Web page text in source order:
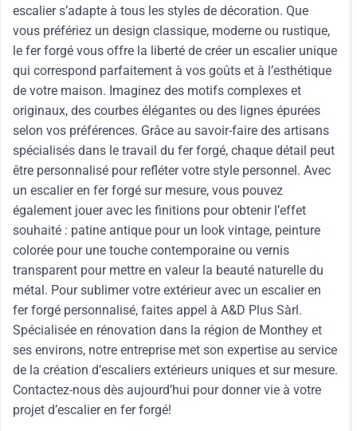
escalier s’adapte à tous les styles de décoration. Que
vous préfériez un design classique, moderne ou rustique,
le fer forgé vous offre la liberté de créer un escalier unique
qui correspond parfaitement à vos goûts et à l’esthétique
de votre maison. Imaginez des motifs complexes et
originaux, des courbes élégantes ou des lignes épurées
selon vos préférences. Grâce au savoir-faire des artisans
spécialisés dans le travail du fer forgé, chaque détail peut
être personnalisé pour refléter votre style personnel. Avec
un escalier en fer forgé sur mesure, vous pouvez
également jouer avec les finitions pour obtenir l’effet
souhaité : patine antique pour un look vintage, peinture
colorée pour une touche contemporaine ou vernis
transparent pour mettre en valeur la beauté naturelle du
métal. Pour sublimer votre extérieur avec un escalier en
fer forgé personnalisé, faites appel à A&D Plus Sàrl.
Spécialisée en rénovation dans la région de Monthey et
ses environs, notre entreprise met son expertise au service
de la création d’escaliers extérieurs uniques et sur mesure.
Contactez-nous dès aujourd’hui pour donner vie à votre
projet d’escalier en fer forgé!